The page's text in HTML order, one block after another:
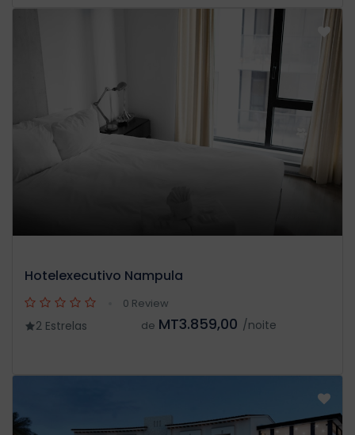
Hotelexecutivo Nampula
0 Review
2 Estrelas de MT3.859,00 /noite